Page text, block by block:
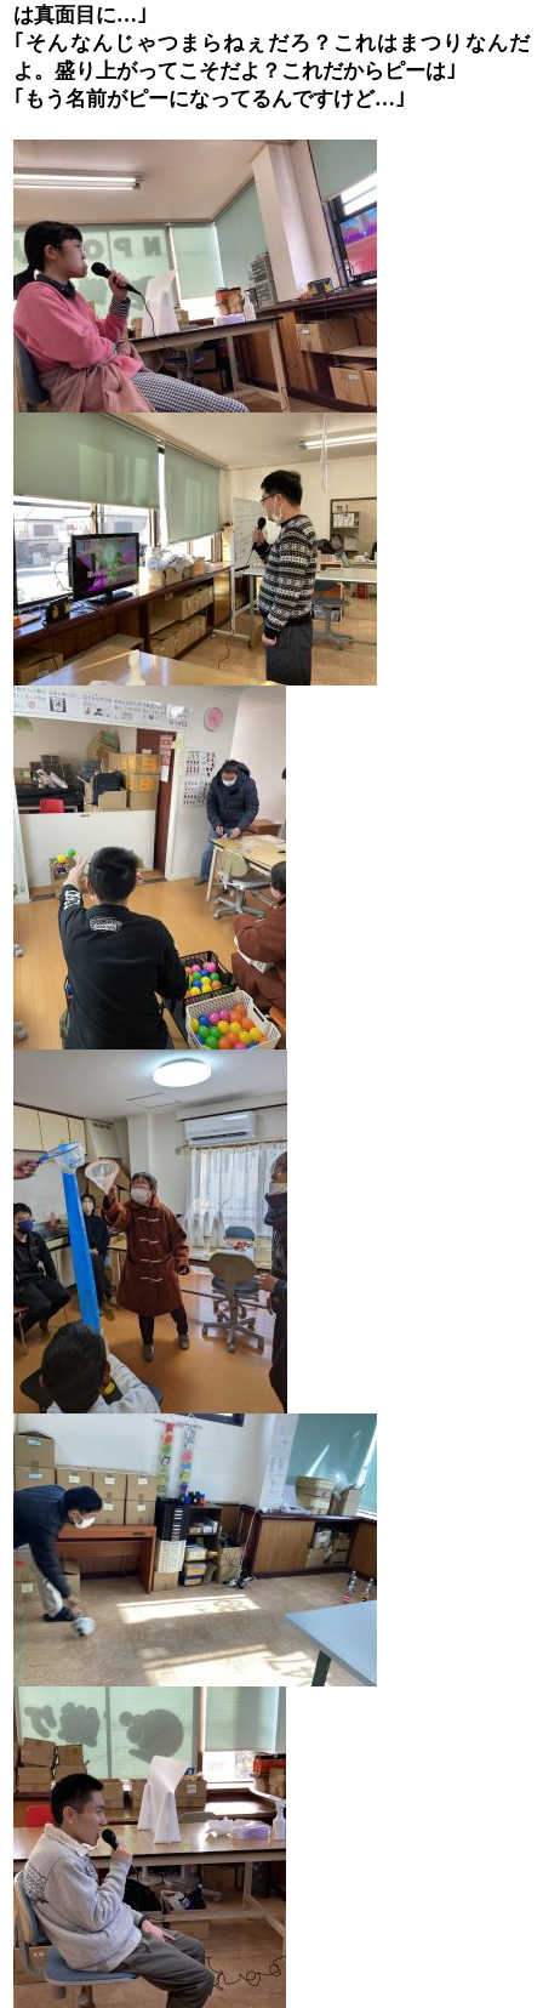
は真面目に…｣
｢そんなんじゃつまらねぇだろ？これはまつりなんだ
よ。盛り上がってこそだよ？これだからピーは｣
｢もう名前がピーになってるんですけど…｣